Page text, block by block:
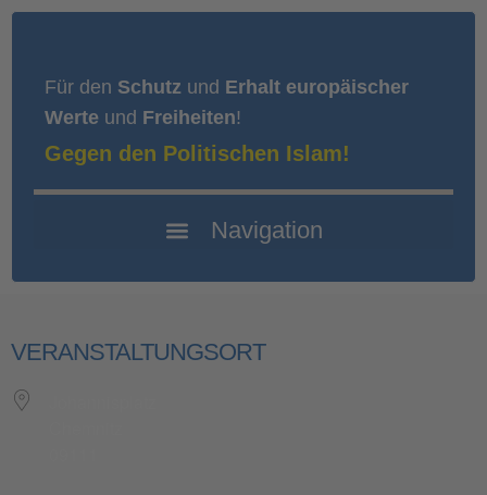
Für den Schutz und Erhalt europäischer
Werte und Freiheiten!
Gegen den Politischen Islam!
VERANSTALTUNGSORT